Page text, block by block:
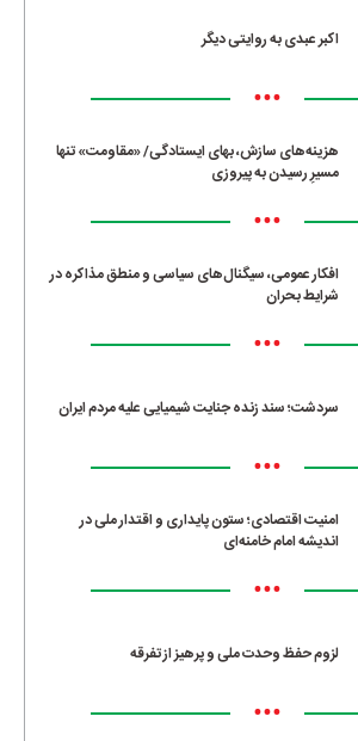
اکبر عبدی به روایتی دیگر
•••
هزینه‌های سازش، بهای ایستادگی/ «مقاومت» تنها
مسیرِ رسیدن به پیروزی
•••
افکار عمومی، سیگنال‌های سیاسی و منطق مذاکره در
شرایط بحران
•••
سردشت؛ سند زنده جنایت شیمیایی علیه مردم ایران
•••
امنیت اقتصادی؛ ستون پایداری و اقتدار ملی در
اندیشه امام خامنه‌ای
•••
لزوم حفظ وحدت ملی و پرهیز از تفرقه
•••